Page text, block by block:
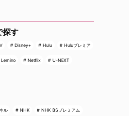
探す
Disney+ Hulu Huluプレミア
Lemino Netflix U-NEXT
ル NHK NHK BSプレミアム